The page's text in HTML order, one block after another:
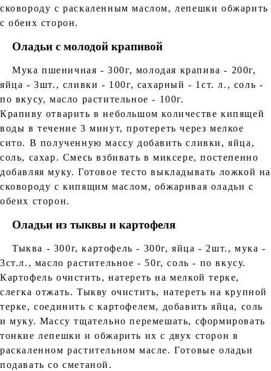
сковороду с раскаленным маслом, лепешки обжарить
с обеих сторон.
Оладьи с молодой крапивой
Мука пшеничная - 300г, молодая крапива - 200г,
яйца - 3шт., сливки - 100г, сахарный - 1ст. л., соль -
по вкусу, масло растительное - 100г.
Крапиву отварить в небольшом количестве кипящей
воды в течение 3 минут, протереть через мелкое
сито. В полученную массу добавить сливки, яйца,
соль, сахар. Смесь взбивать в миксере, постепенно
добавляя муку. Готовое тесто выкладывать ложкой на
сковороду с кипящим маслом, обжаривая оладьи с
обеих сторон.
Оладьи из тыквы и картофеля
Тыква - 300г, картофель - 300г, яйца - 2шт., мука -
3ст.л., масло растительное - 50г, соль - по вкусу.
Картофель очистить, натереть на мелкой терке,
слегка отжать. Тыкву очистить, натереть на крупной
терке, соединить с картофелем, добавить яйца, соль
и муку. Массу тщательно перемешать, сформировать
тонкие лепешки и обжарить их с двух сторон в
раскаленном растительном масле. Готовые оладьи
подавать со сметаной.